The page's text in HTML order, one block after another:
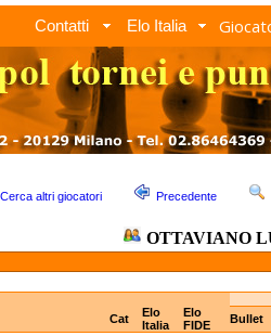
Contatti Elo Italia
Cerca altri giocatori Precedente
OTTAVIANO
Cat
Elo
Italia
Elo
FIDE
Bullet